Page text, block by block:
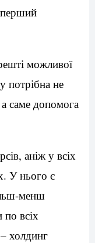
можливої
потрібна не
саме допомога
аніж у всіх
У нього є
менш
по всіх
холдинг